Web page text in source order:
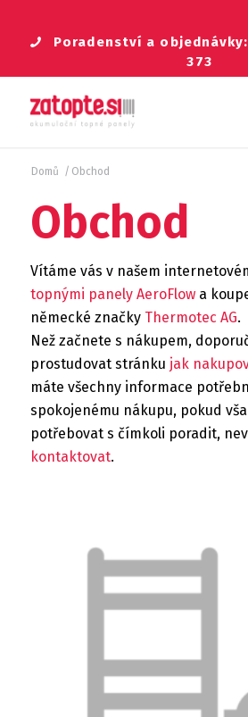
Poradenství a
373
Domů / Obchod
Obchod
Vítáme vás v našem
topnými panely AeroFlowa
německé značky Thermotec AG.
Než začnete s nákupem,
prostudovat stránku jak
máte všechny informace
spokojenému nákupu, pokud
potřebovat s čímkoli poradit,
kontaktovat.